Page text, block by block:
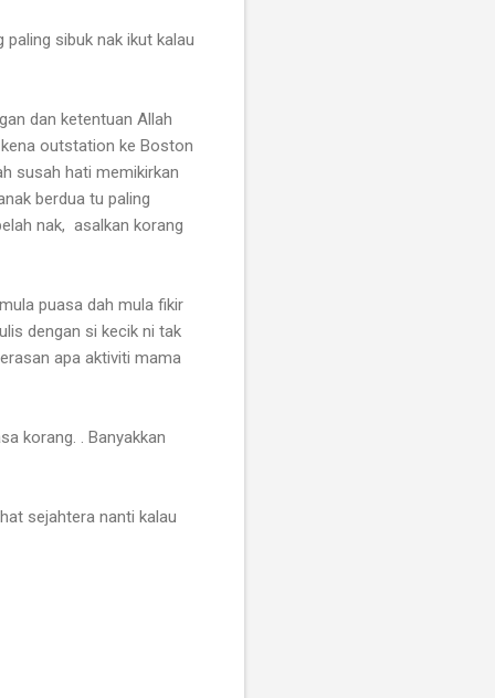
sibuk nak ikut kalau
dan ketentuan Allah
outstation ke Boston
susah hati memikirkan
berdua tu paling
nak, asalkan korang
puasa dah mula fikir
dengan si kecik ni tak
apa aktiviti mama
korang. . Banyakkan
sejahtera nanti kalau